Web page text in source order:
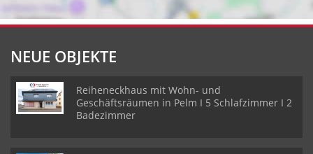
NEUE OBJEKTE
Reiheneckhaus mit Wohn- und
Geschäftsräumen in Pelm I 5 Schlafzimmer I 2
Badezimmer